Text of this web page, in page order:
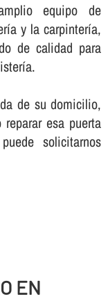
equipo de
y la carpinterí­a,
de calidad para
de su domicilio,
esa puerta
solicitarnos
EN